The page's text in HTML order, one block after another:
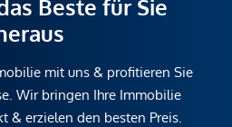
Beste für Sie
mit uns & profitieren Sie
Wir bringen Ihre Immobilie
& erzielen den besten Preis.